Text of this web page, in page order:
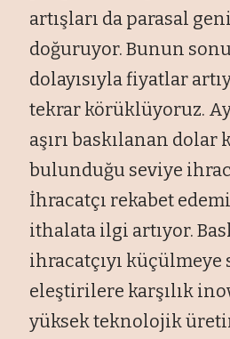
artışları da parasal
doğuruyor. Bunun
dolayısıyla fiyatlar
tekrar körüklüyoruz.
aşırı baskılanan dolar
bulunduğu seviye
İhracatçı rekabet
ithalata ilgi artıyor.
ihracatçıyı küçülmeye
eleştirilere karşılık
yüksek teknolojik